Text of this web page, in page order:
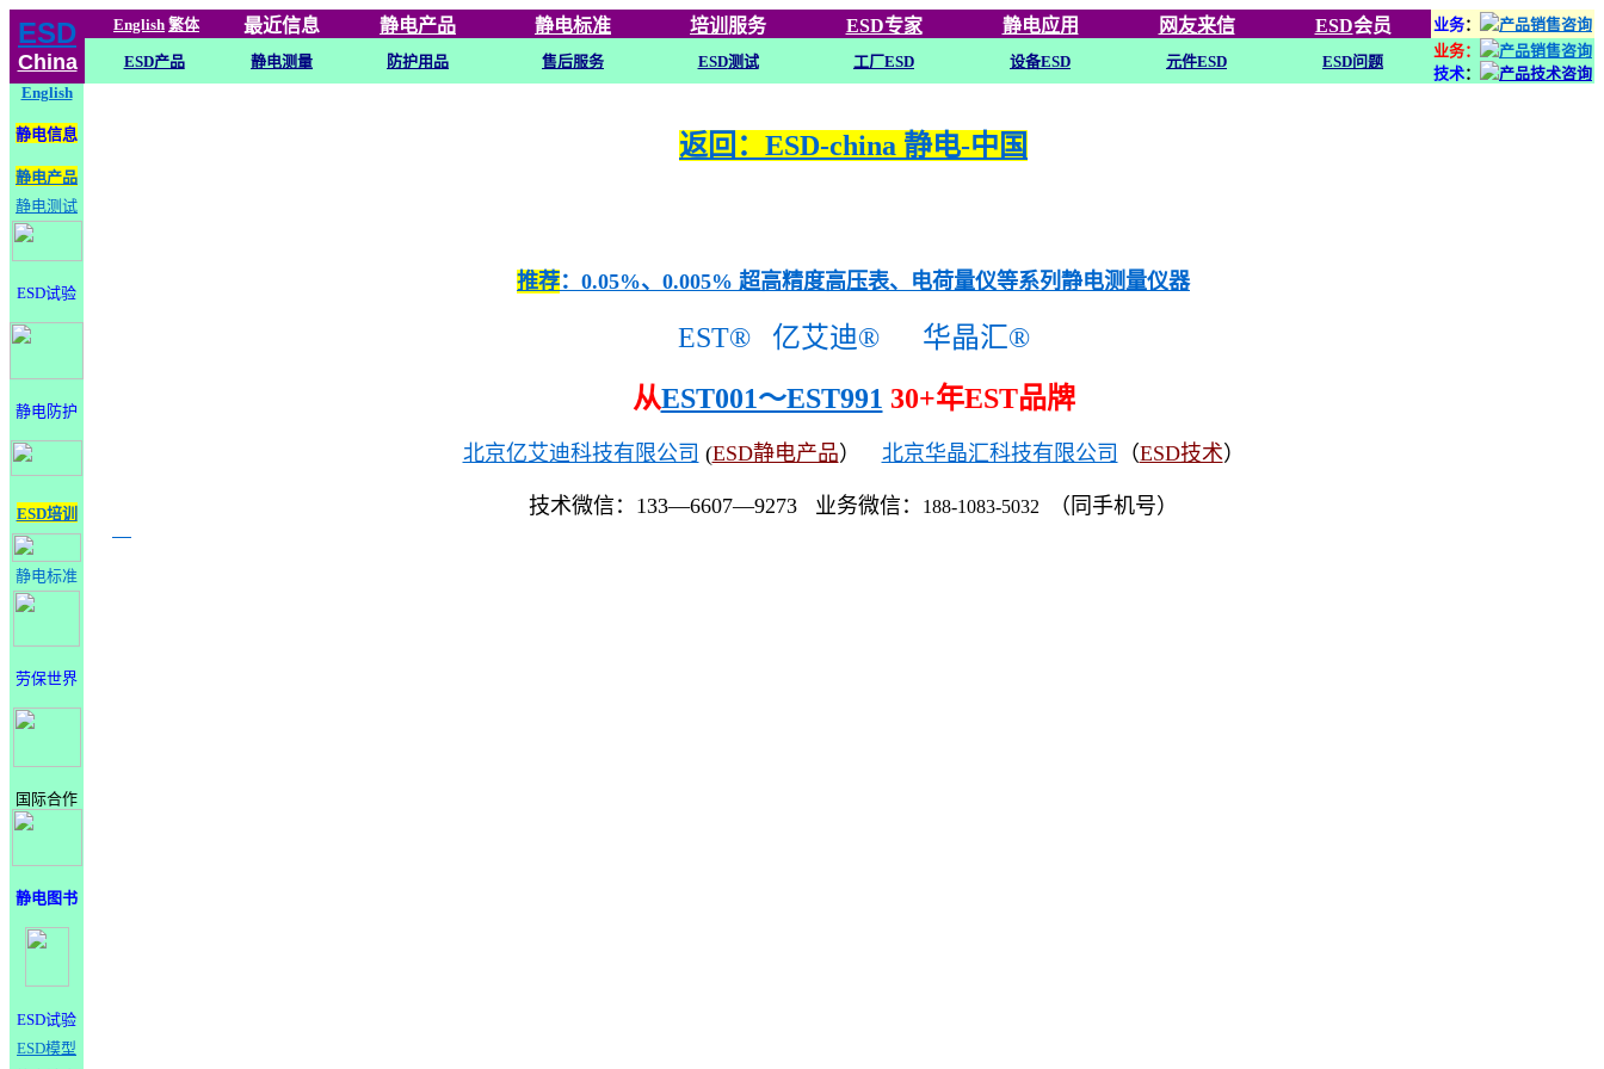
ESD
China
English 繁体 最近信息 静电产品 静电标准 培训 服务 ESD专家 静电应用 网友来信 ESD会员 业务：
ESD产品 静电测量 防护用品 售后服务 ESD测试 工厂ESD 设备ESD 元件ESD ESD问题
业务：
技术：
English
静电信息
静电产品
静电测试
ESD试验
静电防护
ESD培训
静电标准
劳保世界
国际合作
静电图书
ESD试验
ESD模型
返回：ESD-china 静电-中国
推荐：0.05%、0.005% 超高精度高压表、电荷量仪等系列静电测量仪器
EST® 亿艾迪®
华晶汇®
从EST001～EST991 30+年EST品牌
北京亿艾迪科技有限公司 (ESD静电产品） 北京华晶汇科技有限公司 （ESD技术）
技术微信：133—6607—9273 业务微信： 188-1083-5032 （同手机号）